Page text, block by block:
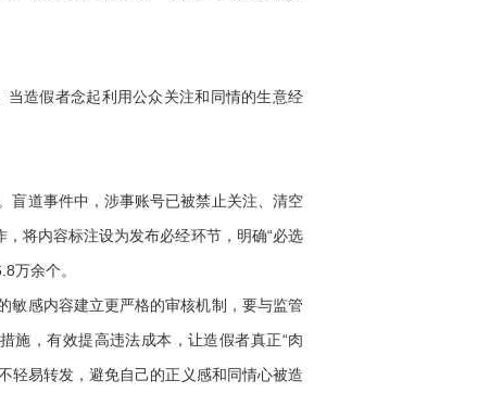
造假者念起利用公众关注和同情的生意经
道事件中，涉事账号已被禁止关注、清空
将内容标注设为发布必经环节，明确“必选
万余个。
感内容建立更严格的审核机制，要与监管
施，有效提高违法成本，让造假者真正“肉
轻易转发，避免自己的正义感和同情心被造